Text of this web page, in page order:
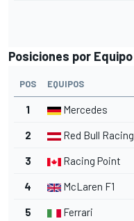
Posiciones por Equipo
POS EQUIPOS
1 Mercedes
2 Red Bull Racing
3 Racing Point
4 McLaren F1
5 Ferrari